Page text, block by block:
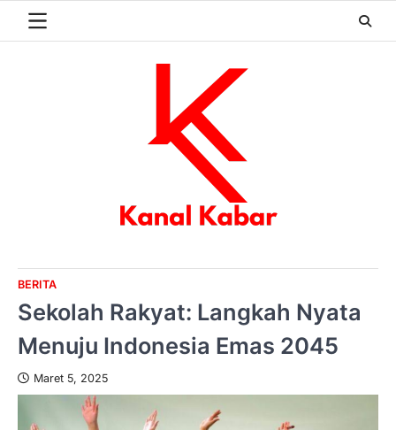
BERITA
Sekolah Rakyat: Langkah Nyata
Menuju Indonesia Emas 2045
Maret 5, 2025